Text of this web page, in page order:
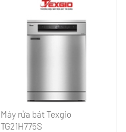
Máy rửa bát Texgio
TG21H775S